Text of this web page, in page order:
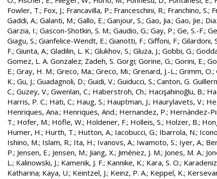
Fowler, T.; Fox, J.; Francavilla, P.; Franceschini, R.; Franchino, S.;
Gaddi, A.; Galanti, M.; Gallo, E.; Ganjour, S.; Gao, Jia.; Gao, Jie.;
Garzia, I.; Gascon-Shotkin, S. M.; Gaudio, G.; Gay, P.; Ge, S.-F.;
Giagu, S.; Gianfelice-Wendt, E.; Gianotti, F.; Giffoni, F.; Gilardoni,
F.; Giunta, A.; Gladilin, L. K.; Glukhov, S.; Gluza, J.; Gobbi, G.;
Gomez, L. A. Gonzalez; Zadeh, S. Gorgi; Gorine, G.; Gorini, E.;
E.; Gray, H. M.; Greco, Ma.; Greco, Mi.; Grenard, J.-L.; Grimm, O.;
K.; Gu, J.; Guadagnoli, D.; Guidi, V.; Guiducci, S.; Canton, G.
C.; Guzey, V.; Gwenlan, C.; Haberstroh, Ch.; Hacışahinoğlu, B.;
Harris, P. C.; Hati, C.; Haug, S.; Hauptman, J.; Haurylavets, V.;
Henriques, Ana.; Henriques, And.; Hernandez, P.; Hernández-
T.; Hofer, M.; Höfle, W.; Holdener, F.; Holleis, S.; Holzer, B.;
Humer, H.; Hurth, T.; Hutton, A.; Iacobucci, G.; Ibarrola, N.;
Ishino, M.; Islam, R.; Ita, H.; Ivanovs, A.; Iwamoto, S.; Iyer, A.;
P.; Jensen, E.; Jensen, M.; Jiang, X.; Jiménez, J. M.; Jones, M. A.;
L.; Kalinowski, J.; Kamenik, J. F.; Kannike, K.; Kara, S. O.;
Katharina; Kaya, U.; Keintzel, J.; Keinz, P. A.; Keppel, K.;